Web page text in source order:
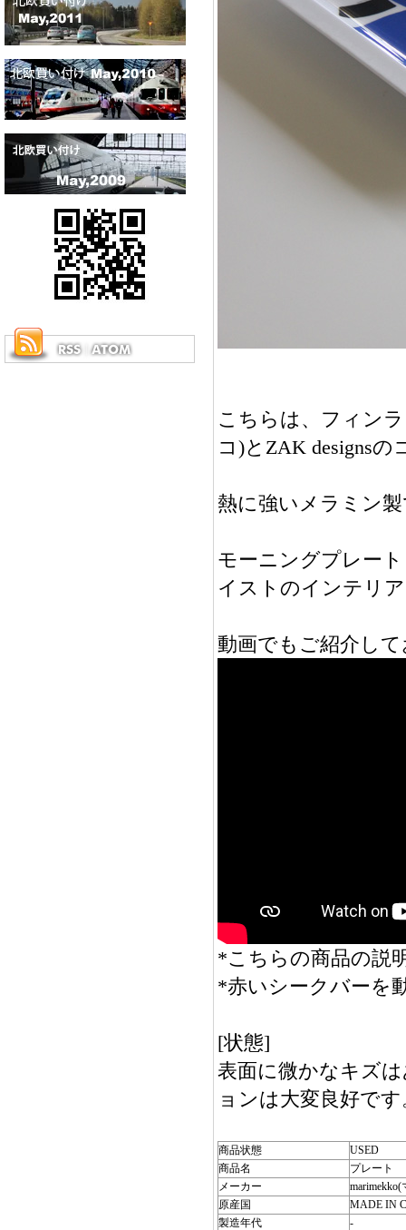
こちらは、フィン
コ)とZAK designs
熱に強いメラミン
モーニングプレー
イストのインテリ
動画でもご紹介し
*こちらの商品の説
*赤いシークバーを
[状態]
表面に微かなキズ
ョンは大変良好です
商品状態
USED
商品名
プレート
メーカー
原産国
MADE IN
製造年代
-